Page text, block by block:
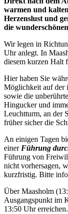
warmen und
Herzenslust und
die
Wir legen in
Uhr anlegt. In
diesem kurzen Halt
Hier haben Sie
Möglichkeit auf der
sowie die
Hingucker und
Leuchtturm, an der
früher sicher die
An einigen Tagen
einer Führung
Führung von
nicht vorhersagen,
kurzfristig. Bitte
Über Maasholm
Ausgangspunkt im
13:50 Uhr erreichen.